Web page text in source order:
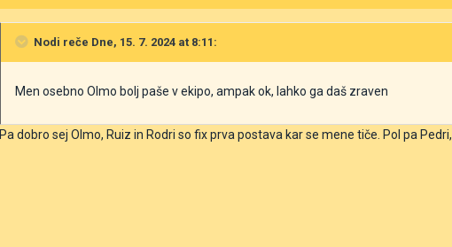
Nodi reče Dne, 15. 7. 2024 at 8:11:
Men osebno Olmo bolj paše v ekipo, ampak ok, lahko ga daš zraven
Pa dobro sej Olmo, Ruiz in Rodri so fix prva postava kar se mene tiče. Pol pa